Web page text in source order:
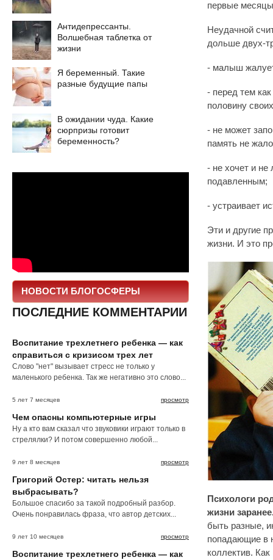
Антидепрессанты.
Волшебная таблетка от
жизни
Я беременный. Такие
разные будущие папы
В ожидании чуда. Какие
сюрпризы готовит
беременность?
НОВОСТИ БЛОГОСФЕРЫ
ПОСЛЕДНИЕ КОММЕНТАРИИ
Воспитание трехлетнего ребенка — как
справиться с кризисом трех лет
Слово "нет" вызывает стресс не только у
маленького ребенка. Так же негативно это слово...
просмотр
5 лет 7 месяцев
Чем опасны компьютерные игры
Ну а кто вам сказал что звуковики играют только в
стрелялки? И потом совершенно любой...
просмотр
9 лет 8 месяцев
Григорий Остер: читать нельзя
выбрасывать?
Большое спасибо за такой подробный разбор.
Очень понравилась фраза, что автор детских...
просмотр
9 лет 10 месяцев
Воспитание трехлетнего ребенка — как
первые
Неудачной
дольше двух-
- малыш
- перед тем
половину
- не может
память не
- не хочет и не
подавленным;
- устраивает
Эти и другие
жизни. И это
Психологи
жизни
быть разные,
попадающие в
коллектив.